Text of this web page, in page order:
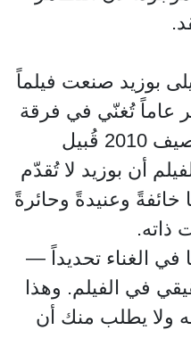
بوزيد صنعت فيلماً
عاماً تُغنّي في فرقة
روك سياسية في تونس صيف 2010 قُبيل
أن بوزيد لا تُقدّم
وعنيدةً وحائرةً
ذاته.
الغناء تحديداً —
في الفيلم. وهذا
ولا يطلب منك أن